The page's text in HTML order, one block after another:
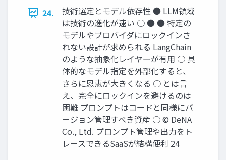
24.
技術選定とモデル依存性 ● LLM領域
は技術の進化が速い ○ ● ● 特定の
モデルやプロバイダにロックインさ
れない設計が求められる LangChain
のような抽象化レイヤーが有用 ○ 具
体的なモデル指定を外部化すると、
さらに恩恵が大きくなる ○ とは言
え、完全にロックインを避けるのは
困難 プロンプトはコードと同様にバ
ージョン管理すべき資産 ○ © DeNA
Co., Ltd. プロンプト管理や出力をト
レースできるSaaSが結構便利 24